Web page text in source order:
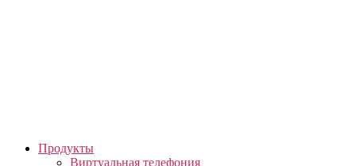
Продукты
Виртуальная телефония